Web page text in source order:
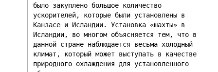
было закуплено большое количество
ускорителей, которые были установлены в
Канзасе и Исландии. Установка «шахты» в
Исландии, во многом объясняется тем, что в
данной стране наблюдается весьма холодный
климат, который может выступать в качестве
природного охлаждения для установленного